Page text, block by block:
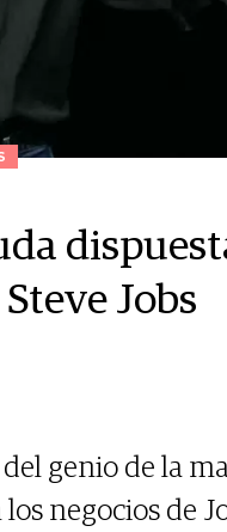
Jobs
genio de la
negocios de